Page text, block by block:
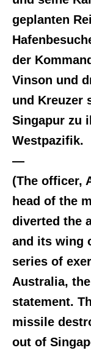
geplanten
der
Vinson und
und Kreuzer
Singapur zu
Westpazifik.
—
(The officer,
head of the
diverted the
and its wing
series of
Australia,
statement.
missile
out of